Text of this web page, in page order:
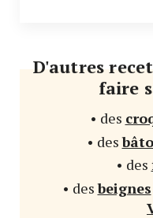
D'autres
faire
• des
• des
• des
• desbeignes